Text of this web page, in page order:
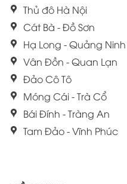
Thủ đô Hà Nội
Cát Bà - Đồ Sơn
Hạ Long - Quảng Ninh
Vân Đồn - Quan Lạn
Đảo Cô Tô
Móng Cái - Trà Cổ
Bái Đính - Tràng An
Tam Đảo - Vĩnh Phúc